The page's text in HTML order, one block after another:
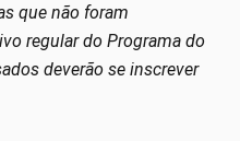
que não foram
regular do Programa do
deverão se inscrever